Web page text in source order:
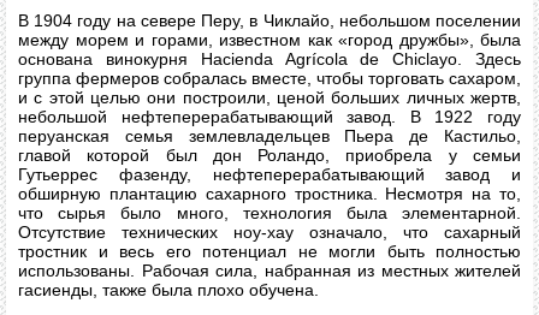
В 1904 году на севере Перу, в Чиклайо, небольшом поселении
между морем и горами, известном как «город дружбы», была
основана винокурня Hacienda Agrícola de Chiclayo. Здесь
группа фермеров собралась вместе, чтобы торговать сахаром,
и с этой целью они построили, ценой больших личных жертв,
небольшой нефтеперерабатывающий завод. В 1922 году
перуанская семья землевладельцев Пьера де Кастильо,
главой которой был дон Роландо, приобрела у семьи
Гутьеррес фазенду, нефтеперерабатывающий завод и
обширную плантацию сахарного тростника. Несмотря на то,
что сырья было много, технология была элементарной.
Отсутствие технических ноу-хау означало, что сахарный
тростник и весь его потенциал не могли быть полностью
использованы. Рабочая сила, набранная из местных жителей
гасиенды, также была плохо обучена.